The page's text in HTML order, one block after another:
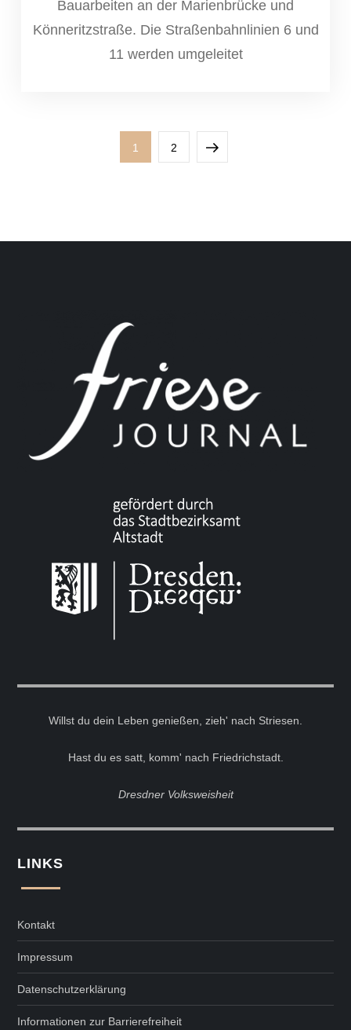
Bauarbeiten an der Marienbrücke und
Könneritzstraße. Die Straßenbahnlinien 6 und
11 werden umgeleitet
Seitennummerierung
Page
1 Page
2 Next
Willst du dein Leben genießen, zieh' nach Striesen.
Hast du es satt, komm' nach Friedrichstadt.
Dresdner Volksweisheit
LINKS
Kontakt
Impressum
Datenschutzerklärung
Informationen zur Barrierefreiheit